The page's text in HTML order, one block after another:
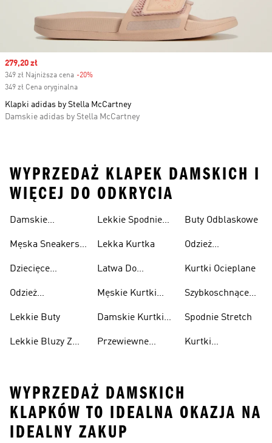
Sale price
279,20 zł
349 zł Najniższa cena -20%
349 zł Cena oryginalna
Klapki adidas by Stella McCartney
Damskie adidas by Stella McCartney
WYPRZEDAŻ KLAPEK DAMSKICH I
WIĘCEJ DO ODKRYCIA
Damskie
Przewiewne
Męska Sneakersy
Dziecięce
Przewiewne
Odzież
Lekkie Buty
Lekkie Bluzy Z
Lekkie Spodnie
Lekka Kurtka
Latwa Do
Kurtki
Męskie Kurtki
Damskie Kurtki
Przewiewne
Buty Odblaskowe
Odzież
Kurtki Ocieplane
Szybkoschnące
Spodnie Stretch
Kurtki
WYPRZEDAŻ DAMSKICH
KLAPKÓW TO IDEALNA OKAZJA NA
IDEALNY ZAKUP